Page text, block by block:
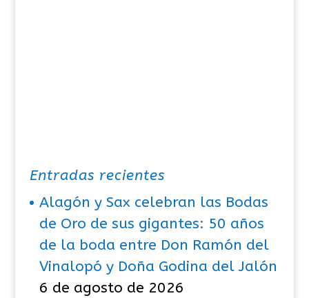
Entradas recientes
Alagón y Sax celebran las Bodas
de Oro de sus gigantes: 50 años
de la boda entre Don Ramón del
Vinalopó y Doña Godina del Jalón
6 de agosto de 2026